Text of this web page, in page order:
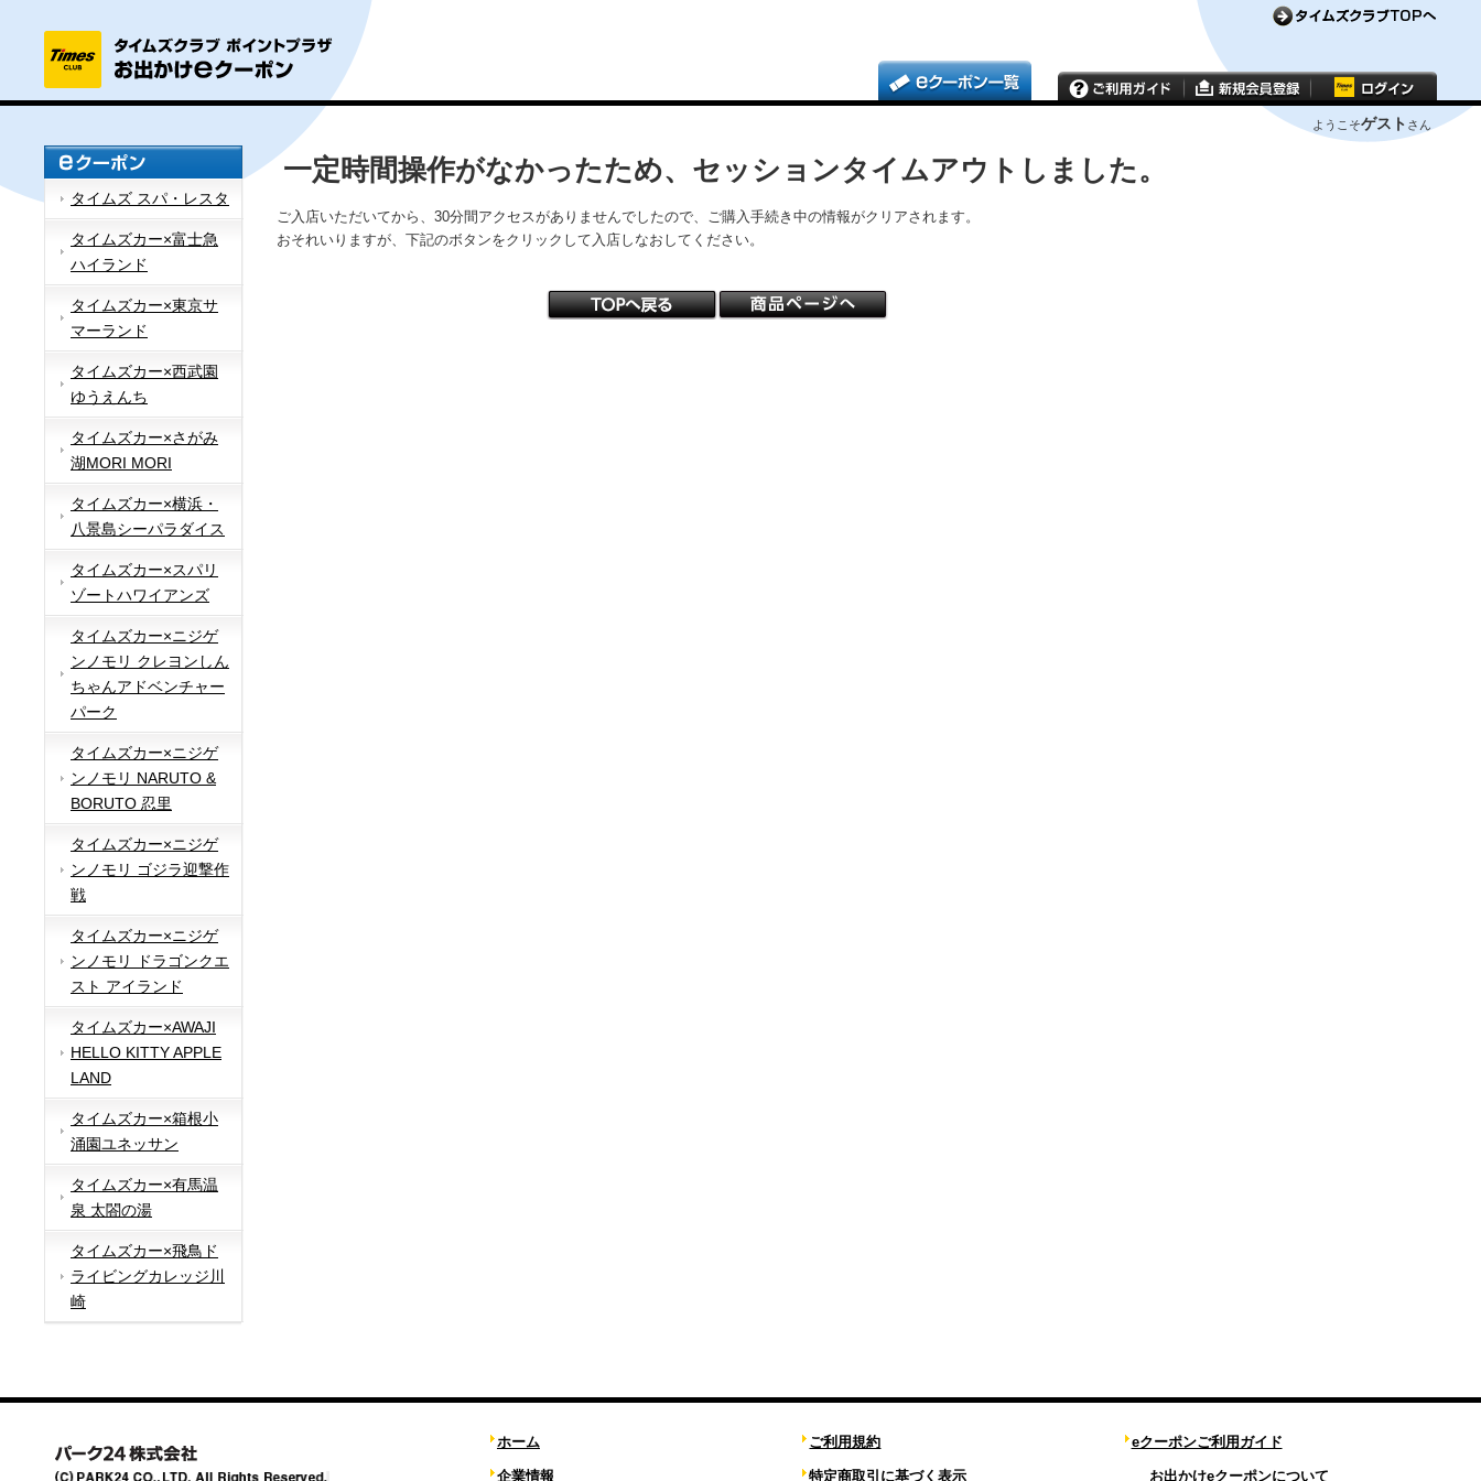
ようこそゲスト さん
タイムズ スパ・レスタ
タイムズカー×富士急
ハイランド
タイムズカー×東京サ
マーランド
タイムズカー×西武園
ゆうえんち
タイムズカー×さがみ
湖MORI MORI
タイムズカー×横浜・
八景島シーパラダイス
タイムズカー×スパリ
ゾートハワイアンズ
タイムズカー×ニジゲ
ンノモリ クレヨンしん
ちゃんアドベンチャー
パーク
タイムズカー×ニジゲ
ンノモリ NARUTO &
BORUTO 忍里
タイムズカー×ニジゲ
ンノモリ ゴジラ迎撃作
戦
タイムズカー×ニジゲ
ンノモリ ドラゴンクエ
スト アイランド
タイムズカー×AWAJI
HELLO KITTY APPLE
LAND
タイムズカー×箱根小
涌園ユネッサン
タイムズカー×有馬温
泉 太閤の湯
タイムズカー×飛鳥ド
ライビングカレッジ川
崎
一定時間操作がなかったため、セッションタイムアウトしました。
ご入店いただいてから、30分間アクセスがありませんでしたので、ご購入手続き中の情報がクリアされます。
おそれいりますが、下記のボタンをクリックして入店しなおしてください。
ホーム
企業情報
ご利用規約
特定商取引に基づく表示
eクーポンご利用ガイド
お出かけeクーポンについて